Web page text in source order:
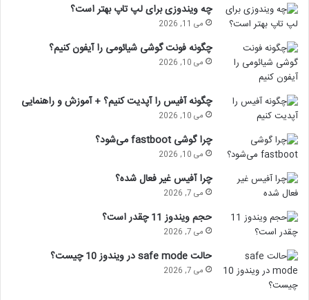
چه ویندوزی برای لپ تاپ بهتر است؟
می 11, 2026
چگونه فونت گوشی شیائومی را آیفون کنیم؟
می 10, 2026
چگونه آفیس را آپدیت کنیم؟ + آموزش و راهنمایی
می 10, 2026
چرا گوشی fastboot می‌شود؟
می 10, 2026
چرا آفیس غیر فعال شده؟
می 7, 2026
حجم ویندوز 11 چقدر است؟
می 7, 2026
حالت safe mode در ویندوز 10 چیست؟
می 7, 2026